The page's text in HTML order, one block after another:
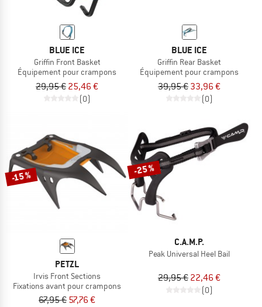
BLUE ICE
Griffin Front Basket
Équipement pour crampons
29,95 € 25,46 €
(0)
BLUE ICE
Griffin Rear Basket
Équipement pour crampons
39,95 € 33,96 €
(0)
-15 %
PETZL
Irvis Front Sections
Fixations avant pour crampons
67,95 € 57,76 €
-25 %
C.A.M.P.
Peak Universal Heel Bail
29,95 € 22,46 €
(0)